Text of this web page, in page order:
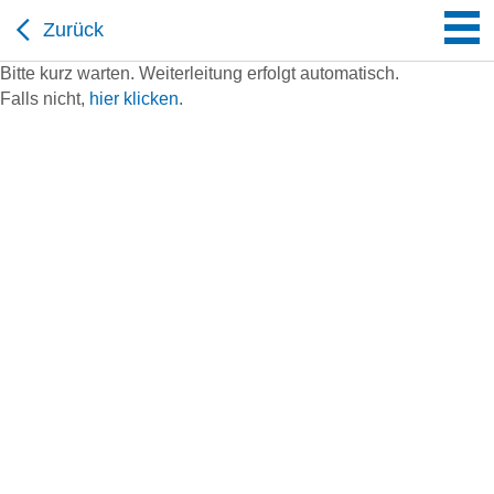
Zurück
Bitte kurz warten. Weiterleitung erfolgt automatisch.
Falls nicht, hier klicken.